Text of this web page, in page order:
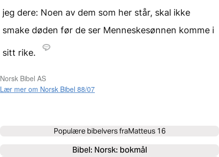
jeg dere: Noen av dem som her står, skal ikke
smake døden før de ser Menneskesønnen komme i
sitt rike.
Norsk Bibel AS
Lær mer om Norsk Bibel 88/07
Populære bibelvers fraMatteus 16
Bibel: Norsk: bokmål